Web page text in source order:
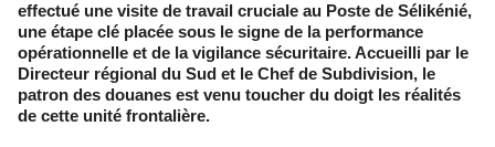
effectué une visite de travail cruciale au Poste de Sélikénié,
une étape clé placée sous le signe de la performance
opérationnelle et de la vigilance sécuritaire. Accueilli par le
Directeur régional du Sud et le Chef de Subdivision, le
patron des douanes est venu toucher du doigt les réalités
de cette unité frontalière.